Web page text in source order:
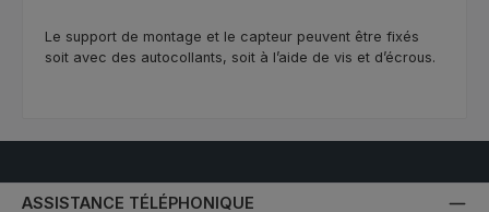
Le support de montage et le capteur peuvent être fixés
soit avec des autocollants, soit à l’aide de vis et d’écrous.
ASSISTANCE TÉLÉPHONIQUE